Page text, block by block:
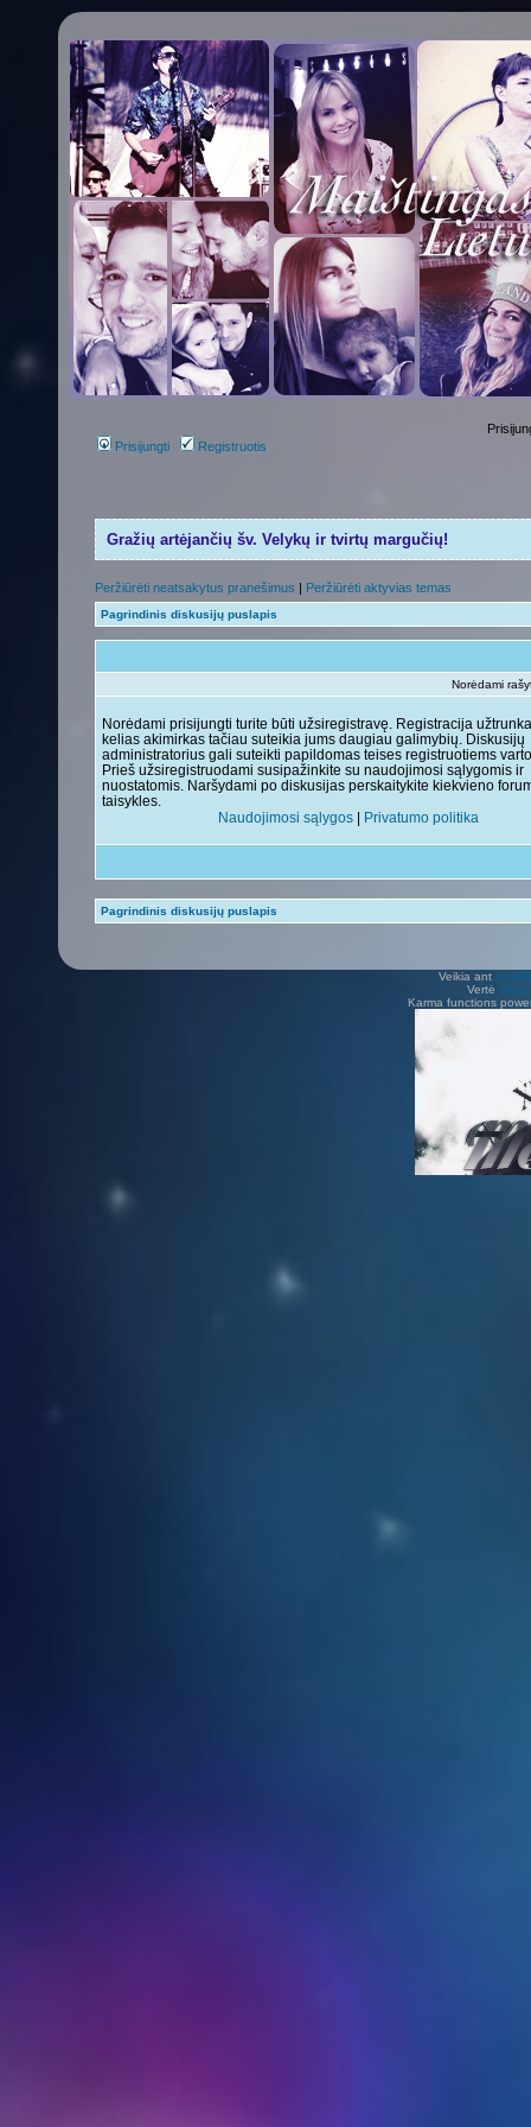
Prisijungti Registruotis
Gražių artėjančių šv. Velykų ir tvirtų margučių!
Peržiūrėti neatsakytus pranešimus | Peržiūrėti aktyvias temas
Pagrindinis diskusijų puslapis
Norėdami
Norėdami prisijungti turite būti užsiregistravę. Registracija
kelias akimirkas tačiau suteikia jums daugiau galimybių. Diskusijų
administratorius gali suteikti papildomas teises registruotiems
Prieš užsiregistruodami susipažinkite su naudojimosi sąlygomis ir
nuostatomis. Naršydami po diskusijas perskaitykite kiekvieno
taisykles.
Naudojimosi sąlygos | Privatumo politika
Pagrindinis diskusijų puslapis
Veikia ant
Vertė Vilius
Karma functions